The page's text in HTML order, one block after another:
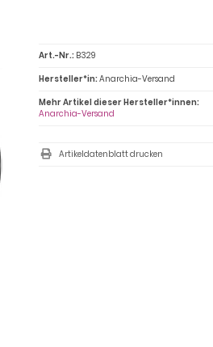
Art.-Nr.: B329
Hersteller*in:Anarchia-Versand
Mehr Artikel dieser Hersteller*innen:
Anarchia-Versand
Artikeldatenblatt drucken